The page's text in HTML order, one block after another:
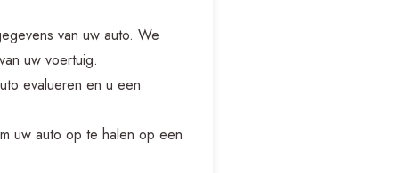
van uw auto. We
uw voertuig.
evalueren en u een
uw auto op te halen op een